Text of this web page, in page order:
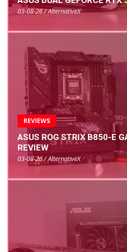
03-08-26 / AlternativeX
REVIEWS
ASUS ROG STRIX B850-E
REVIEW
03-08-26 / AlternativeX